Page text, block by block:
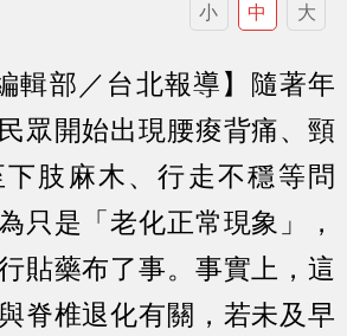
小 中 大
輯部／台北報導】隨著年
眾開始出現腰痠背痛、頸
肢麻木、行走不穩等問
只是「老化正常現象」，
貼藥布了事。事實上，這
脊椎退化有關，若未及早